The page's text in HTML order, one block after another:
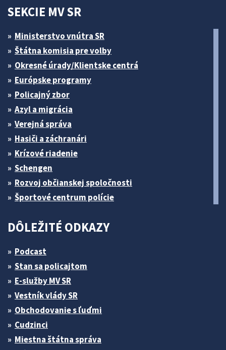
SEKCIE MV SR
Ministerstvo vnútra SR
Štátna komisia pre volby
Okresné úrady/Klientske centrá
Európske programy
Policajný zbor
Azyl a migrácia
Verejná správa
Hasiči a záchranári
Krízové riadenie
Schengen
Rozvoj občianskej spoločnosti
Športové centrum polície
DÔLEŽITÉ ODKAZY
Podcast
Stan sa policajtom
E-služby MV SR
Vestník vlády SR
Obchodovanie s ľuďmi
Cudzinci
Miestna štátna správa